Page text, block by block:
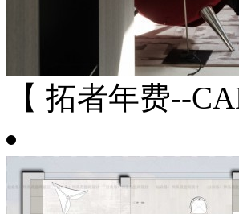
【 拓者年费--